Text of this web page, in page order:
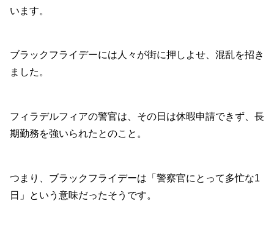
います。
ブラックフライデーには人々が街に押しよせ、混乱を招き
ました。
フィラデルフィアの警官は、その日は休暇申請できず、長
期勤務を強いられたとのこと。
つまり、ブラックフライデーは「警察官にとって多忙な1
日」という意味だったそうです。